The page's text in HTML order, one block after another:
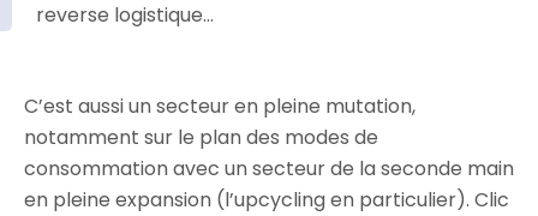
reverse logistique…
C’est aussi un secteur en pleine mutation,
notamment sur le plan des modes de
consommation avec un secteur de la seconde main
en pleine expansion (l’upcycling en particulier). Clic